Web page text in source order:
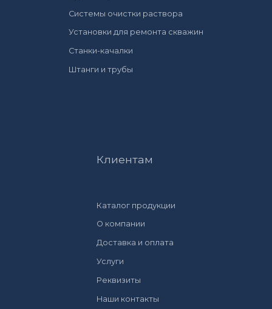
Системы очистки раствора
Установки для ремонта скважин
Станки-качалки
Штанги и трубы
Клиентам
Каталог продукции
О компании
Доставка и оплата
Услуги
Реквизиты
Наши контакты